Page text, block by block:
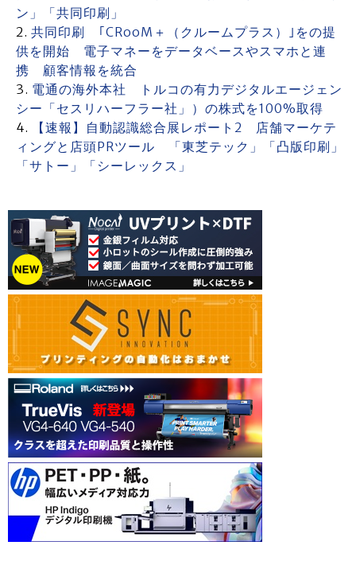
ン」「共同印刷」
共同印刷 ｢CRooM＋（クルームプラス）｣をの提
供を開始 電子マネーをデータベースやスマホと連
携 顧客情報を統合
電通の海外本社 トルコの有力デジタルエージェン
シー「セスリハーフラー社」）の株式を100%取得
【速報】自動認識総合展レポート2 店舗マーケテ
ィングと店頭PRツール 「東芝テック」「凸版印刷」
「サトー」「シーレックス」